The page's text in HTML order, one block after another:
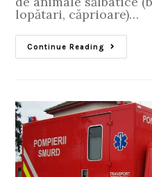
lopătari, căprioare)…
Continue Reading